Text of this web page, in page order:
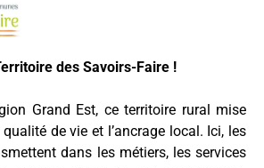
des Savoirs-Faire !
Grand Est, ce territoire rural mise
de vie et l’ancrage local. Ici, les
dans les métiers, les services